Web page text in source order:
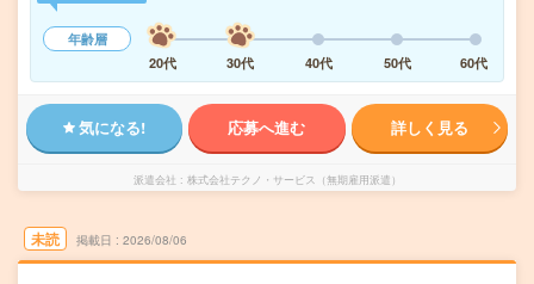
年齢層
20代
30代 40代 50代 60代
気になる! 応募へ進む 詳しく見る
派遣会社 株式会社テクノ・サービス（無期雇用派遣）
未読 掲載日 2026/08/06